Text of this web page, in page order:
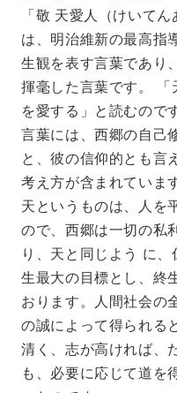
「敬 天愛人（けいて
は、明治維新の最高指
生観を表す言葉であり
揮毫した言葉です。 「
を愛する」と読むので
言葉には、西郷の自己
と、彼の信仰的とも言
考え方が含まれていま
天というものは、人を
ので、西郷は一切の私
り、天と同じよう に、
生最大の目標とし、終
おります。人間社会の
の誠によって得られる
清く、志が高ければ、
も、必要に応じて道を